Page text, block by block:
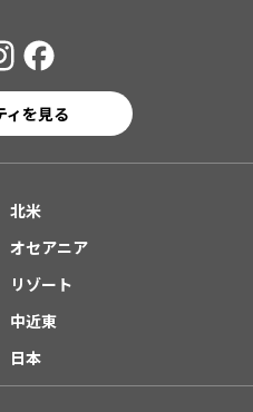
ィを見る
北米
オセアニア
リゾート
中近東
日本